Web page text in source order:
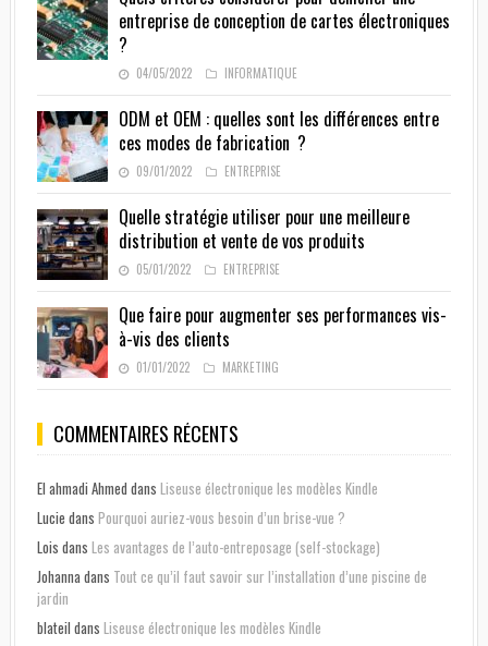
entreprise de conception de cartes électroniques
?
04/05/2022 INFORMATIQUE
ODM et OEM : quelles sont les différences entre
ces modes de fabrication ?
09/01/2022 ENTREPRISE
Quelle stratégie utiliser pour une meilleure
distribution et vente de vos produits
05/01/2022 ENTREPRISE
Que faire pour augmenter ses performances vis-
à-vis des clients
01/01/2022 MARKETING
COMMENTAIRES RÉCENTS
El ahmadi Ahmed dans Liseuse électronique les modèles Kindle
Lucie dans Pourquoi auriez-vous besoin d’un brise-vue ?
Lois dans Les avantages de l’auto-entreposage (self-stockage)
Johanna dans Tout ce qu’il faut savoir sur l’installation d’une piscine de
jardin
blateil dans Liseuse électronique les modèles Kindle